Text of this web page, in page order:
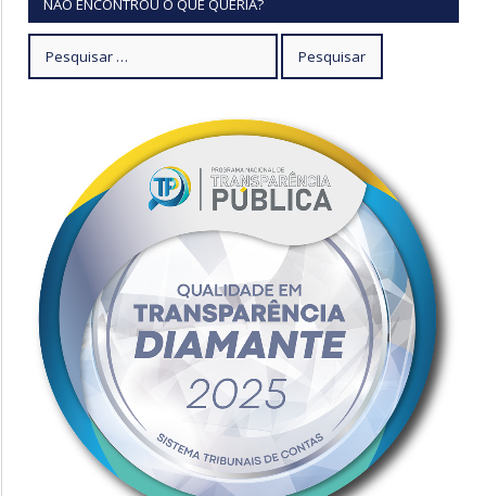
NÃO ENCONTROU O QUE QUERIA?